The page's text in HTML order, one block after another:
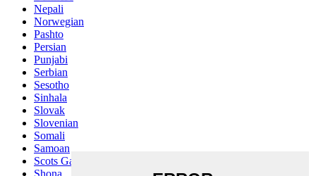
Nepali
Norwegian
Pashto
Persian
Punjabi
Serbian
Sesotho
Sinhala
Slovak
Slovenian
Somali
Samoan
Scots Gaelic
Shona